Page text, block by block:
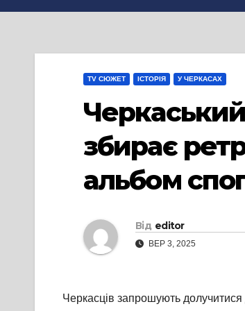
TV СЮЖЕТ ІСТОРІЯ У ЧЕРКАСАХ
збирає
альбом
Від editor
ВЕР 3, 2025
Черкасців запрошують долучитися